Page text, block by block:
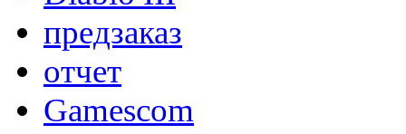
предзаказ
отчет
Gamescom